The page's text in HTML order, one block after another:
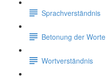
Sprachverständnis
Betonung der Worte
Wortverständnis